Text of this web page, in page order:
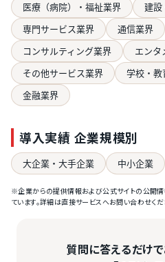
医療（病院）・福祉業界
建設
専門サービス業界
通信業界
コンサルティング業界
エンタ
その他サービス業界
学校・教
金融業界
導入実績 企業規模別
大企業・大手企業 中小企業
※企業からの提供情報および公式サイトの公開情
ています。詳細は直接サービスへお問い合わせくだ
質問に答えるだけ